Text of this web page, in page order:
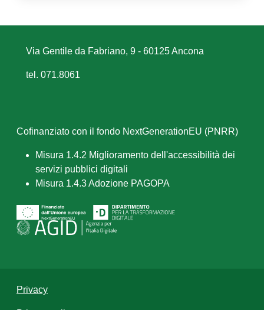
Via Gentile da Fabriano, 9 - 60125 Ancona
tel. 071.8061
Cofinanziato con il fondo NextGenerationEU (PNRR)
Misura 1.4.2 Miglioramento dell'accessibilità dei
servizi pubblici digitali
Misura 1.4.3 Adozione PAGOPA
Privacy